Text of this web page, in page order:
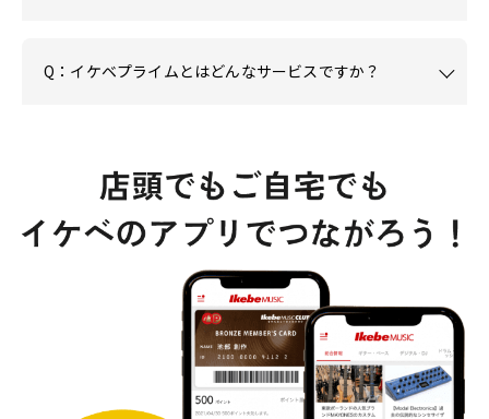
Q：イケベプライムとはどんなサービスですか？